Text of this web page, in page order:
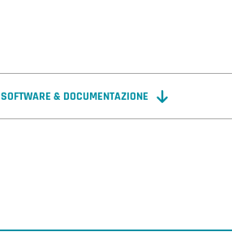
SOFTWARE & DOCUMENTAZIONE